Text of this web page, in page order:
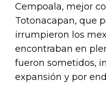
Cempoala, mejor
Totonacapan, que
irrumpieron los
encontraban en
fueron sometidos,
expansión y por